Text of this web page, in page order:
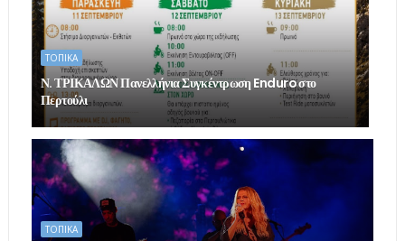
ΤΟΠΙΚΑ
Ν. ΤΡΙΚΑΛΩΝ Πανελλήνια Συγκέντρωση Enduro στο
Περτούλι
ΤΟΠΙΚΑ